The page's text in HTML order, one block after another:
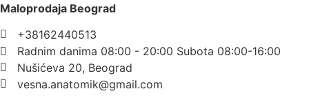
Maloprodaja Beograd
+38162440513
Radnim danima 08:00 - 20:00 Subota 08:00-16:00
Nušićeva 20, Beograd
vesna.anatomik@gmail.com​